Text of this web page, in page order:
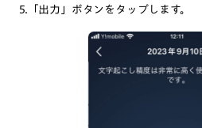
5.「出力」ボタンをタップします。